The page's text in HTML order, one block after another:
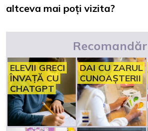
altceva mai poți vizita?
ELEVII GRECI
ÎNVAȚĂ CU
CHATGPT
DAI CU ZARUL
CUNOAȘTERII